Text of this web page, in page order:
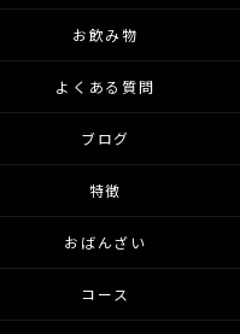
お飲み物
よくある質問
ブログ
特徴
おばんざい
コース